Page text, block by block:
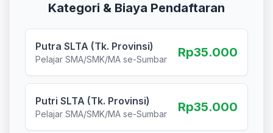
Kategori & Biaya Pendaftaran
Putra SLTA (Tk. Provinsi)
Pelajar SMA/SMK/MA se-Sumbar Rp35.000
Putri SLTA (Tk. Provinsi)
Pelajar SMA/SMK/MA se-Sumbar Rp35.000